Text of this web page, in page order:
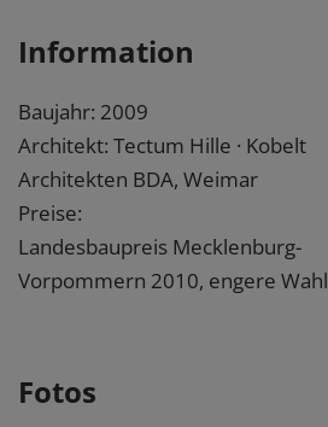
Information
Baujahr: 2009
Architekt: Tectum Hille · Kobelt
Architekten BDA, Weimar
Preise:
Landesbaupreis Mecklenburg-
Vorpommern 2010, engere Wahl
Fotos